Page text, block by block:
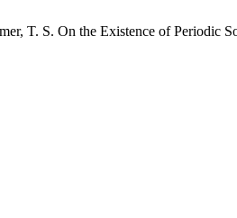
T. S. On the Existence of Periodic